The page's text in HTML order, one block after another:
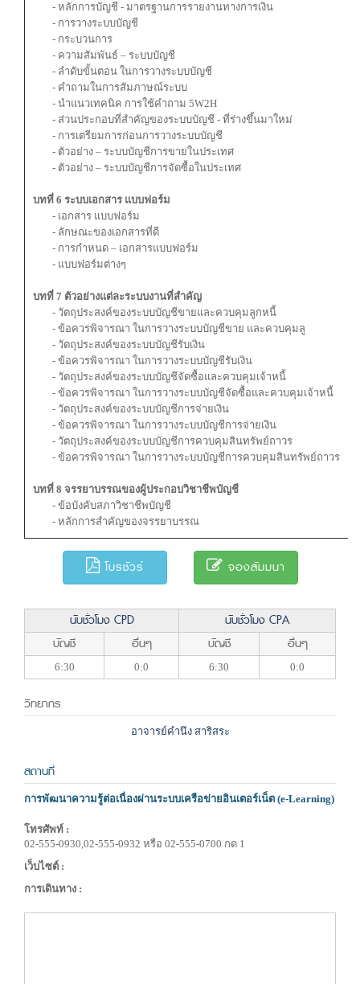
- หลักการบัญชี - มาตรฐานการรายงานทางการเงิน
- การวางระบบบัญชี
- กระบวนการ
- ความสัมพันธ์ – ระบบบัญชี
- ลำดับขั้นตอน ในการวางระบบบัญชี
- คำถามในการสัมภาษณ์ระบบ
- นำแนวเทคนิค การใช้คำถาม 5W2H
- ส่วนประกอบที่สำคัญของระบบบัญชี - ที่ร่างขึ้นมาใหม่
- การเตรียมการก่อนการวางระบบบัญชี
- ตัวอย่าง – ระบบบัญชีการขายในประเทศ
- ตัวอย่าง – ระบบบัญชีการจัดซื้อในประเทศ
บทที่ 6 ระบบเอกสาร แบบฟอร์ม
- เอกสาร แบบฟอร์ม
- ลักษณะของเอกสารที่ดี
- การกำหนด – เอกสารแบบฟอร์ม
- แบบฟอร์มต่างๆ
บทที่ 7 ตัวอย่างแต่ละระบบงานที่สำคัญ
- วัตถุประสงค์ของระบบบัญชีขายและควบคุมลูกหนี้
- ข้อควรพิจารณา ในการวางระบบบัญชีขาย และควบคุมลู
- วัตถุประสงค์ของระบบบัญชีรับเงิน
- ข้อควรพิจารณา ในการวางระบบบัญชีรับเงิน
- วัตถุประสงค์ของระบบบัญชีจัดซื้อและควบคุมเจ้าหนี้
- ข้อควรพิจารณา ในการวางระบบบัญชีจัดซื้อและควบคุมเจ้าหนี้
- วัตถุประสงค์ของระบบบัญชีการจ่ายเงิน
- ข้อควรพิจารณา ในการวางระบบบัญชีการจ่ายเงิน
- วัตถุประสงค์ของระบบบัญชีการควบคุมสินทรัพย์ถาวร
- ข้อควรพิจารณา ในการวางระบบบัญชีการควบคุมสินทรัพย์ถาวร
บทที่ 8 จรรยาบรรณของผู้ประกอบวิชาชีพบัญชี
- ข้อบังคับสภาวิชาชีพบัญชี
- หลักการสำคัญของจรรยาบรรณ
โบรชัวร์ จองสัมมนา
นับชั่วโมง CPD
นับชั่วโมง CPA
บัญชี
อื่นๆ บัญชี อื่นๆ
6:30 0:0 6:30 0:0
วิทยากร
อาจารย์คำนึง สาริสระ
สถานที่
การพัฒนาความรู้ต่อเนื่องผ่านระบบเครือข่ายอินเตอร์เน็ต (e-Learning)
โทรศัพท์ :
02-555-0930,02-555-0932 หรือ 02-555-0700 กด 1
เว็บไซต์ :
การเดินทาง :